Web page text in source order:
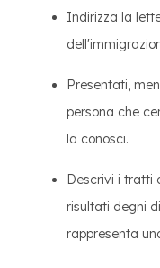
Indirizza la
Presentati,
persona che
la conosci.
Descrivi i tratti
risultati degni
rappresenta